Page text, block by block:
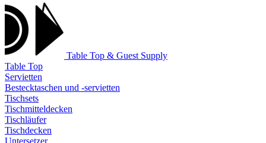
Table Top & Guest Supply
Table Top
Servietten
Bestecktaschen und -servietten
Tischsets
Tischmitteldecken
Tischläufer
Tischdecken